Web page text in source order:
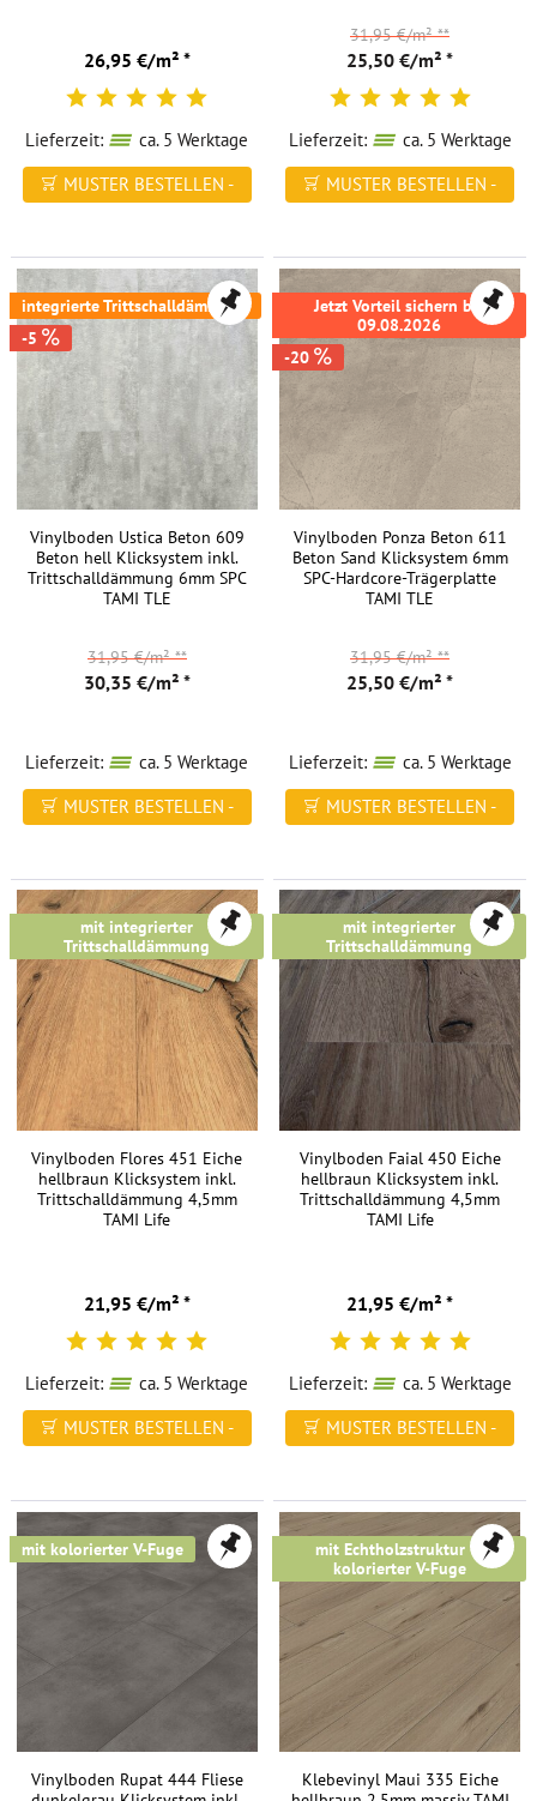
26,95 €/m² *
Lieferzeit:
ca. 5 Werktage
MUSTER BESTELLEN -
25,50 €/m² *
31,95 €/m²**
Lieferzeit:
ca. 5 Werktage
MUSTER BESTELLEN -
integrierte Trittschalldämmung
-5
Vinylboden Ustica Beton 609
Beton hell Klicksystem inkl.
Trittschalldämmung 6mm SPC
TAMI TLE
30,35 €/m² *
31,95 €/m²**
Lieferzeit:
ca. 5 Werktage
MUSTER BESTELLEN -
Jetzt Vorteil sichern bis
09.08.2026
-20
Vinylboden Ponza Beton 611
Beton Sand Klicksystem 6mm
SPC-Hardcore-Trägerplatte
TAMI TLE
25,50 €/m² *
31,95 €/m²**
Lieferzeit:
ca. 5 Werktage
MUSTER BESTELLEN -
mit integrierter
Trittschalldämmung
Vinylboden Flores 451 Eiche
hellbraun Klicksystem inkl.
Trittschalldämmung 4,5mm
TAMI Life
21,95 €/m² *
Lieferzeit:
ca. 5 Werktage
MUSTER BESTELLEN -
mit integrierter
Trittschalldämmung
Vinylboden Faial 450 Eiche
hellbraun Klicksystem inkl.
Trittschalldämmung 4,5mm
TAMI Life
21,95 €/m² *
Lieferzeit:
ca. 5 Werktage
MUSTER BESTELLEN -
mit kolorierter V-Fuge
Vinylboden Rupat 444 Fliese
mit Echtholzstruktur &
kolorierter V-Fuge
Klebevinyl Maui 335 Eiche